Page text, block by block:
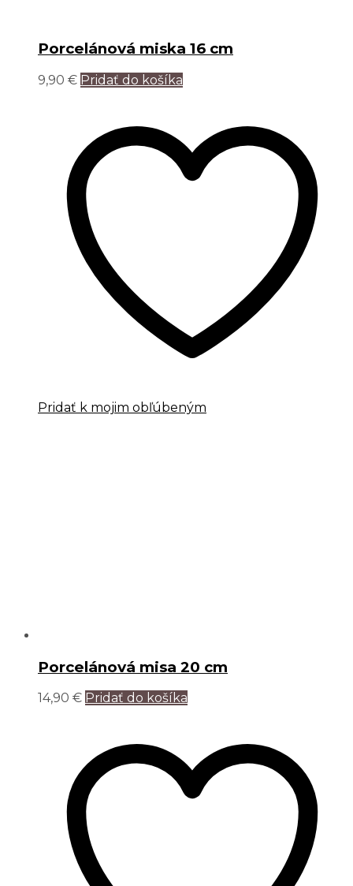
Porcelánová miska 16 cm
9,90 € Pridať do košíka
Pridať k mojim obľúbeným
Porcelánová misa 20 cm
14,90 € Pridať do košíka